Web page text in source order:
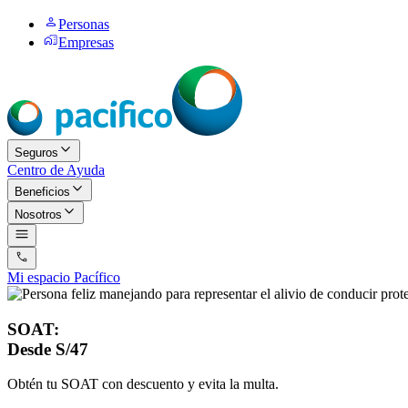
Personas
Empresas
Seguros
Centro de Ayuda
Beneficios
Nosotros
Mi espacio Pacífico
SOAT:
Desde S/47
Obtén tu SOAT con descuento y evita la multa.